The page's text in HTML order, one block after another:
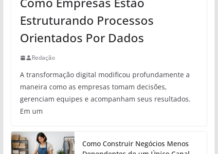
Estruturando Processos
Orientados Por Dados
Redação
A transformação digital modificou profundamente a
maneira como as empresas tomam decisões,
gerenciam equipes e acompanham seus resultados.
Em um
Como Construir Negócios Menos